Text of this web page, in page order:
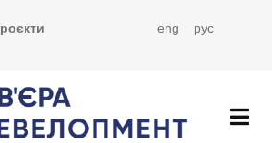
eng рус